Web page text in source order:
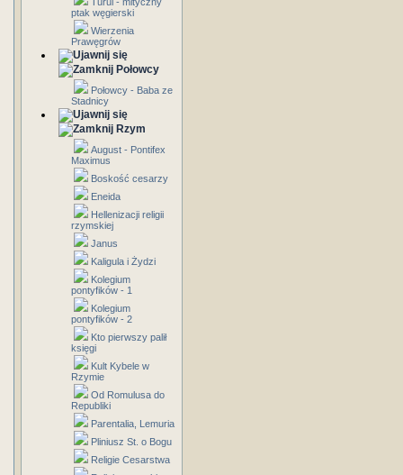
ptak węgierski
Wierzenia
Prawęgrów
Połowcy
Połowcy - Baba ze
Stadnicy
Rzym
August - Pontifex
Maximus
Boskość cesarzy
Eneida
Hellenizacji religii
rzymskiej
Janus
Kaligula i Żydzi
Kolegium
pontyfików - 1
Kolegium
pontyfików - 2
Kto pierwszy palił
księgi
Kult Kybele w
Rzymie
Od Romulusa do
Republiki
Parentalia, Lemuria
Pliniusz St. o Bogu
Religie Cesarstwa